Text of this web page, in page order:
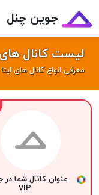
جوین چنل
لیست کانال های
معرفی انواع کانال های ایتا
عنوان کانال شما در
VIP